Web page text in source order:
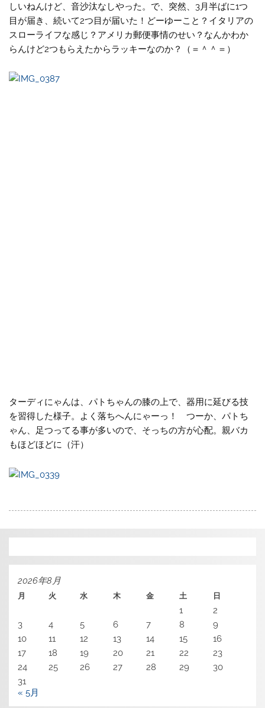
しいねんけど、音沙汰なしやった。で、突然、3月半ばに1つ
目が届き、続いて2つ目が届いた！どーゆーこと？イタリアの
スローライフな感じ？アメリカ郵便事情のせい？なんかわか
らんけど2つもらえたからラッキーなのか？（＝＾＾＝）
ターディにゃんは、パトちゃんの膝の上で、器用に延びる技
を習得した様子。よく落ちへんにゃーっ！ つーか、パトち
ゃん、足つってる事が多いので、そっちの方が心配。親バカ
もほどほどに（汗）
2026年8月
月 火 水 木 金 土 日
1
2
3
4 5 6 7 8
9
10
11 12 13 14 15
16
17
18 19 20 21 22
23
24
25 26 27 28 29
30
31
« 5月